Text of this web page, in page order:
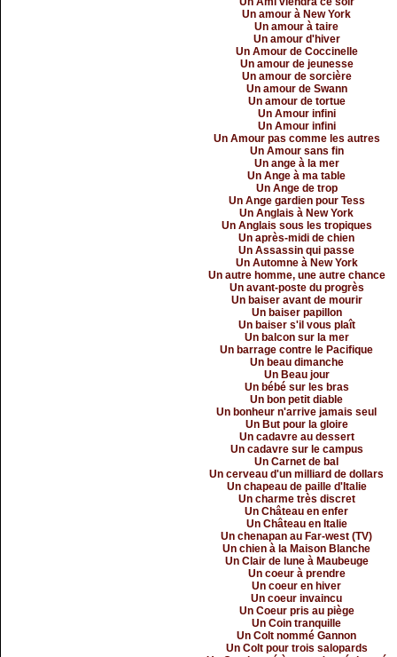
Un amour à New York
Un amour à taire
Un amour d'hiver
Un Amour de Coccinelle
Un amour de jeunesse
Un amour de sorcière
Un amour de Swann
Un amour de tortue
Un Amour infini
Un Amour infini
Un Amour pas comme les autres
Un Amour sans fin
Un ange à la mer
Un Ange à ma table
Un Ange de trop
Un Ange gardien pour Tess
Un Anglais à New York
Un Anglais sous les tropiques
Un après-midi de chien
Un Assassin qui passe
Un Automne à New York
Un autre homme, une autre chance
Un avant-poste du progrès
Un baiser avant de mourir
Un baiser papillon
Un baiser s'il vous plaît
Un balcon sur la mer
Un barrage contre le Pacifique
Un beau dimanche
Un Beau jour
Un bébé sur les bras
Un bon petit diable
Un bonheur n'arrive jamais seul
Un But pour la gloire
Un cadavre au dessert
Un cadavre sur le campus
Un Carnet de bal
Un cerveau d'un milliard de dollars
Un chapeau de paille d'Italie
Un charme très discret
Un Château en enfer
Un Château en Italie
Un chenapan au Far-west (TV)
Un chien à la Maison Blanche
Un Clair de lune à Maubeuge
Un coeur à prendre
Un coeur en hiver
Un coeur invaincu
Un Coeur pris au piège
Un Coin tranquille
Un Colt nommé Gannon
Un Colt pour trois salopards